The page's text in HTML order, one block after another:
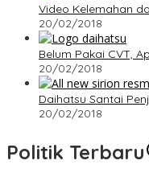
Video Kelemahan
20/02/2018
Belum Pakai CVT,
20/02/2018
Daihatsu Santai
20/02/2018
Politik Terbaru